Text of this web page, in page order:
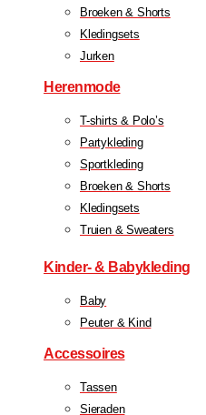
Broeken & Shorts
Kledingsets
Jurken
Herenmode
T-shirts & Polo’s
Partykleding
Sportkleding
Broeken & Shorts
Kledingsets
Truien & Sweaters
Kinder- & Babykleding
Baby
Peuter & Kind
Accessoires
Tassen
Sieraden